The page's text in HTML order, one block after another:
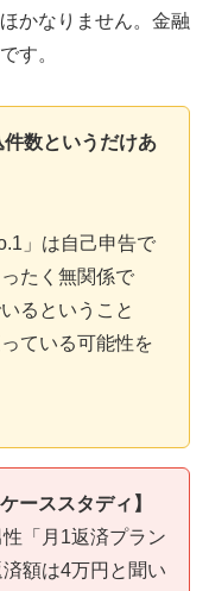
かなりません。金融
す。
件数というだけあ
」は自己申告で
たく無関係で
るということ
ている可能性を
ーススタディ】
「月1返済プラン
額は4万円と聞い